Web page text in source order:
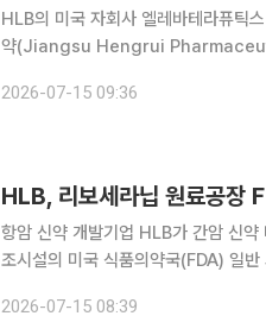
HLB의 미국 자회사 엘레바테라퓨
약(Jiangsu Hengrui
했다고 15일 밝혔다. 회사
2026-07-15 09:36
항암 신약 개발기업 HLB가 간암 신
조시설의 미국 식품의약국(FDA) 일
2026-07-15 08:39